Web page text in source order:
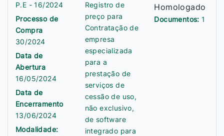
P.E - 16/2024
Processo de
Compra
30/2024
Data de
Abertura
16/05/2024
Data de
Encerramento
13/06/2024
Modalidade:
Registro de
preço para
Contratação de
empresa
especializada
para a
prestação de
serviços de
cessão de uso,
não exclusivo,
de software
integrado para
Homologado
Documentos:1